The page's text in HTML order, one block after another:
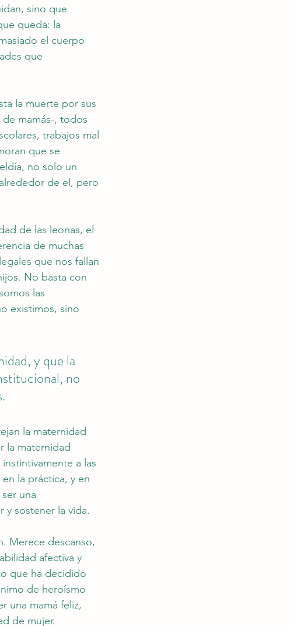
sino que
queda: la
el cuerpo
que
la muerte por sus
de mamás-, todos
trabajos mal
que se
no solo un
de el, pero
de las leonas, el
de muchas
que nos fallan
No basta con
las
existimos, sino
y que la
no
la maternidad
la maternidad
a las
la práctica, y en
una
y sostener la vida.
Merece descanso,
afectiva y
que ha decidido
de heroísmo
una mamá feliz,
de mujer.